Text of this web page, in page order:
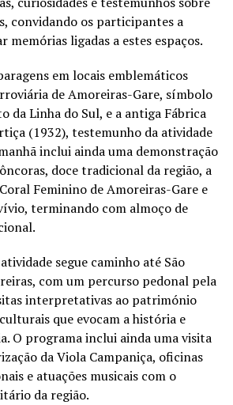
convidando os participantes a
ligadas a estes espaços.
em locais emblemáticos
de Amoreiras-Gare, símbolo
da Linha do Sul, e a antiga Fábrica
(1932), testemunho da atividade
inclui ainda uma demonstração
doce tradicional da região, a
Feminino de Amoreiras-Gare e
terminando com almoço de
segue caminho até São
com um percurso pedonal pela
interpretativas ao património
que evocam a história e
O programa inclui ainda uma visita
da Viola Campaniça, oficinas
e atuações musicais com o
da região.